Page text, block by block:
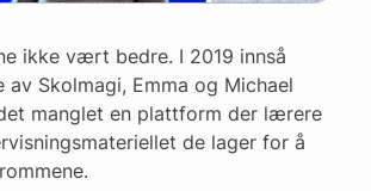
ikke vært bedre. I 2019 innså
av Skolmagi, Emma og Michael
manglet en plattform der lærere
de lager for å